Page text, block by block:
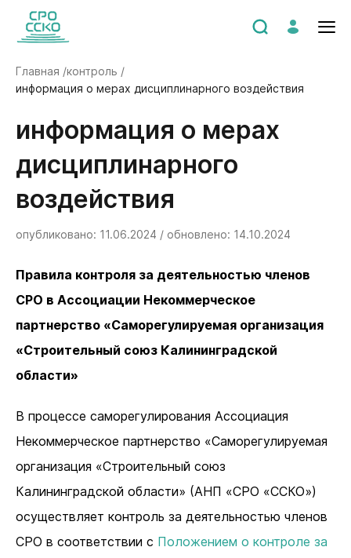
Главная /контроль /
информация о мерах дисциплинарного воздействия
Информация о мерах
дисциплинарного
воздействия
опубликовано: 11.06.2024 / обновлено: 14.10.2024
Правила контроля за деятельностью членов
СРО в Ассоциации Некоммерческое
партнерство «Саморегулируемая организация
«Строительный союз Калининградской
области»
В процессе саморегулирования Ассоциация
Некоммерческое партнерство «Саморегулируемая
организация «Строительный союз
Калининградской области» (АНП «СРО «ССКО»)
осуществляет контроль за деятельностью членов
СРО в соответствии с Положением о контроле за